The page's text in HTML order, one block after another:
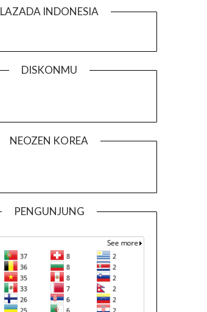
LAZADA INDONESIA
DISKONMU
NEOZEN KOREA
PENGUNJUNG